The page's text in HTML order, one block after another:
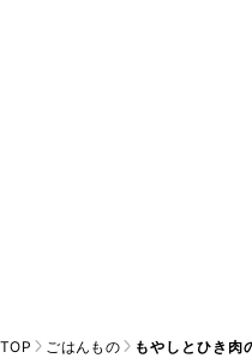
TOP ごはんもの もやしとひき肉